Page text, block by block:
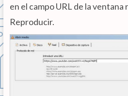
en el campo URL de la
Reproducir.